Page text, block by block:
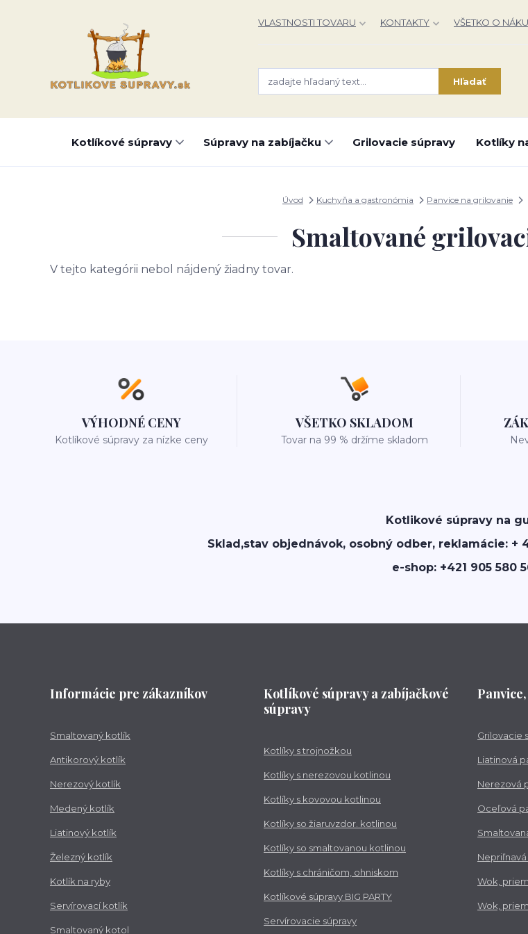
VLASTNOSTI TOVARU KONTAKTY VŠETKO O
Hľadať
Kotlíkové súpravy Súpravy na zabíjačku Grilovacie súpravy Kotlíky
Úvod Kuchyňa a gastronómia Panvice na grilovanie
Smaltované
V tejto kategórii nebol nájdený žiadny tovar.
VÝHODNÉ CENY
Kotlíkové súpravy za nízke ceny
VŠETKO SKLADOM
Tovar na 99 % držíme skladom
Kotlikové súpravy na
Sklad,stav objednávok, osobný odber, reklamácie: +
e-shop: +421 905 580
Informácie pre zákazníkov
Smaltovaný kotlík
Antikorový kotlík
Nerezový kotlík
Medený kotlík
Liatinový kotlík
Železný kotlík
Kotlík na ryby
Servírovací kotlík
Smaltovaný kotol
Kotlíkové súpravy a zabíjačkové
súpravy
Kotlíky s trojnožkou
Kotlíky s nerezovou kotlinou
Kotlíky s kovovou kotlinou
Kotlíky so žiaruvzdor. kotlinou
Kotlíky so smaltovanou kotlinou
Kotlíky s chráničom, ohniskom
Kotlíkové súpravy BIG PARTY
Servírovacie súpravy
Grilovacie
Liatinová
Nerezová
Oceľová
Wok,
Wok,